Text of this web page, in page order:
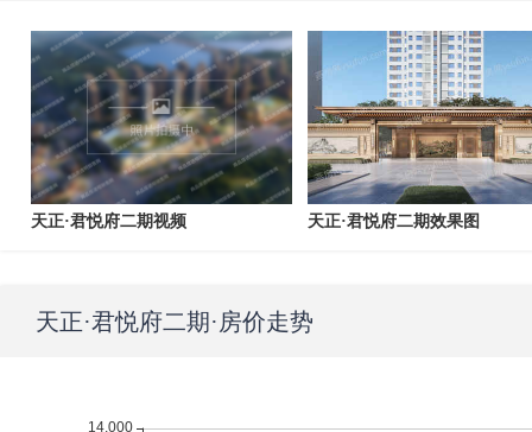
天正·君悦府二期视频 天正·君悦府二期效果图
天正·君悦府二期 ·房价走势